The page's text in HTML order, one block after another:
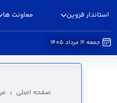
استاندار قزوین معاونت ها
جمعه 16 مرداد 1405
مرحله تکمیل ظرفیت
صفحه اصلی